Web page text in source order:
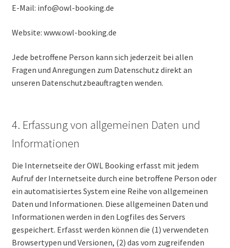
E-Mail: info@owl-booking.de
Website: www.owl-booking.de
Jede betroffene Person kann sich jederzeit bei allen
Fragen und Anregungen zum Datenschutz direkt an
unseren Datenschutzbeauftragten wenden.
4. Erfassung von allgemeinen Daten und
Informationen
Die Internetseite der OWL Booking erfasst mit jedem
Aufruf der Internetseite durch eine betroffene Person oder
ein automatisiertes System eine Reihe von allgemeinen
Daten und Informationen. Diese allgemeinen Daten und
Informationen werden in den Logfiles des Servers
gespeichert. Erfasst werden können die (1) verwendeten
Browsertypen und Versionen, (2) das vom zugreifenden